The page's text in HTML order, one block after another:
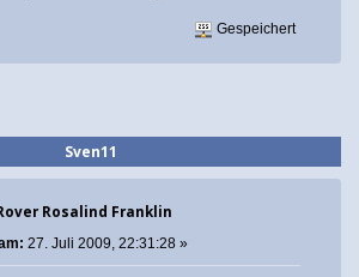
Gespeichert
Sven11
Rosalind Franklin
27. Juli 2009, 22:31:28 »